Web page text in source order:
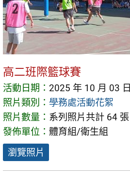
高二班際籃球賽
活動日期： 2025 年 10 月 03 日
照片類別： 學務處活動花絮
照片數量： 系列照片共計 64 張
發佈單位： 體育組/衛生組
瀏覽照片